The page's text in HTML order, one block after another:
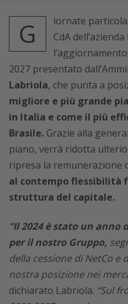
G iornate
CdA
2027 presentato
Labriola, che punta a
migliore e più grande
in Italia e come il più
Brasile. Grazie alla
piano, verrà ridotta
ripresa la remunerazione
al contempo flessibilità
struttura del capitale.
“Il 2024 è stato un
per il nostro Gruppo,
della cessione di NetCo
nostra posizione nei
dichiarato Labriola. “Sul